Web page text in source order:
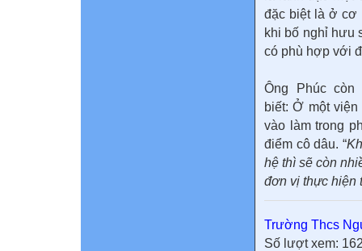
đặc biệt là ở cơ
khi bố nghỉ hưu
có phù hợp với
Ông Phúc
biết: Ở một
vào làm trong
điểm cô dâu. “
hệ thì sẽ còn
đơn vị thực hiện
Trường Thcs
Số lượt xem: